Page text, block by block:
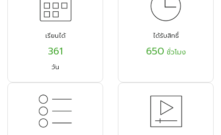
เรียนได้
361
วัน
ได้รับสิทธิ์
650 ชั่วโมง